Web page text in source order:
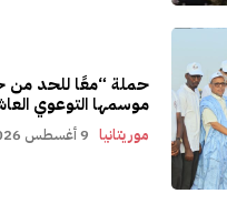
حملة “معًا للحد من
موسمها التوعوي
موريتانيا 9 أغسطس 2026، 00:26 صباحًا